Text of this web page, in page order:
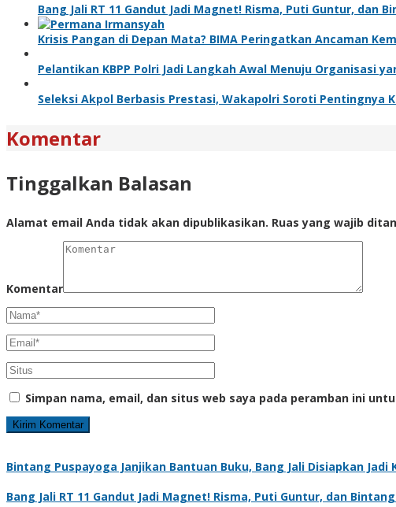
Bang Jali RT 11 Gandut Jadi Magnet! Risma, Puti Guntur, dan
Krisis Pangan di Depan Mata? BIMA Peringatkan Ancaman
Pelantikan KBPP Polri Jadi Langkah Awal Menuju Organisasi
Seleksi Akpol Berbasis Prestasi, Wakapolri Soroti Pentingnya
Komentar
Tinggalkan Balasan
Alamat email Anda tidak akan dipublikasikan. Ruas yang wajib
Komentar
Simpan nama, email, dan situs web saya pada peramban ini
Bintang Puspayoga Janjikan Bantuan Buku, Bang Jali Disiapkan Jadi
Bang Jali RT 11 Gandut Jadi Magnet! Risma, Puti Guntur, dan